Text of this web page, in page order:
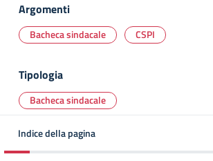
Argomenti
Bacheca sindacale CSPI
Tipologia
Bacheca sindacale
Indice della pagina